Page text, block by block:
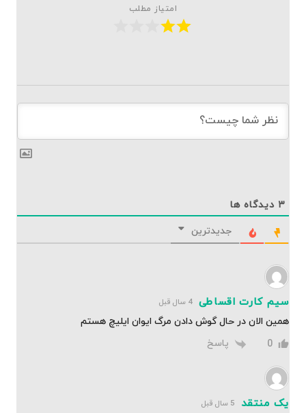
امتیاز مطلب
۳ دیدگاه ها
جدیدترین
سیم کارت اقساطی 4 سال قبل
همین الان در حال گوش دادن مرگ ایوان ایلیچ هستم
0
پاسخ
یک منتقد 5 سال قبل